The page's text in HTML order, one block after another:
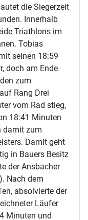
die Siegerzeit
Innerhalb
Triathlons im
Tobias
seinen 18:59
doch am Ende
zum
Rang Drei
vom Rad stieg,
18:41 Minuten
damit zum
Damit geht
in Bauers Besitz
der Ansbacher
Nach dem
absolvierte der
Läufer
Minuten und